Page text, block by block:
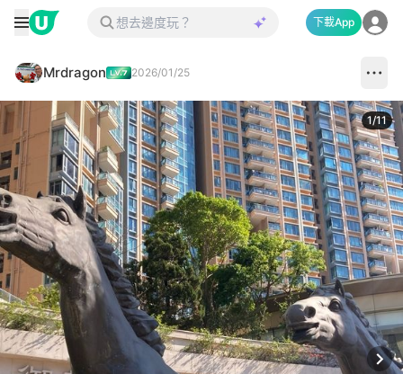
下載App
Mrdragon 2026/01/25
1/11